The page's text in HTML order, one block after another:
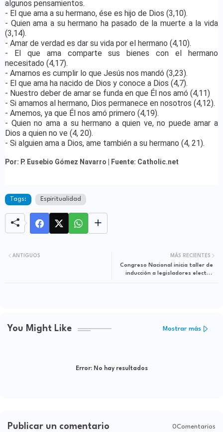
algunos pensamientos.
- El que ama a su hermano, ése es hijo de Dios (3,10).
- Quien ama a su hermano ha pasado de la muerte a la vida
(3,14).
- Amar de verdad es dar su vida por el hermano (4,10).
- El que ama comparte sus bienes con el hermano
necesitado (4,17).
- Amarnos es cumplir lo que Jesús nos mandó (3,23).
- El que ama ha nacido de Dios y conoce a Dios (4,7).
- Nuestro deber de amar se funda en que Él nos amó (4,11)
- Si amamos al hermano, Dios permanece en nosotros (4,12).
- Amemos, ya que Él nos amó primero (4,19).
- Quien no ama a su hermano a quien ve, no puede amar a
Dios a quien no ve (4, 20).
- Si alguien ama a Dios, ame también a su hermano (4, 21).
Por: P. Eusebio Gómez Navarro | Fuente: Catholic.net
Tags: Espiritualidad
MÁS RECIENTES
Congreso Nacional inicia taller de
inducción a legisladores electos
ANTIGUOS
You Might Like Mostrar más
Error:No hay resultados
Publicar un comentario 0Comentarios